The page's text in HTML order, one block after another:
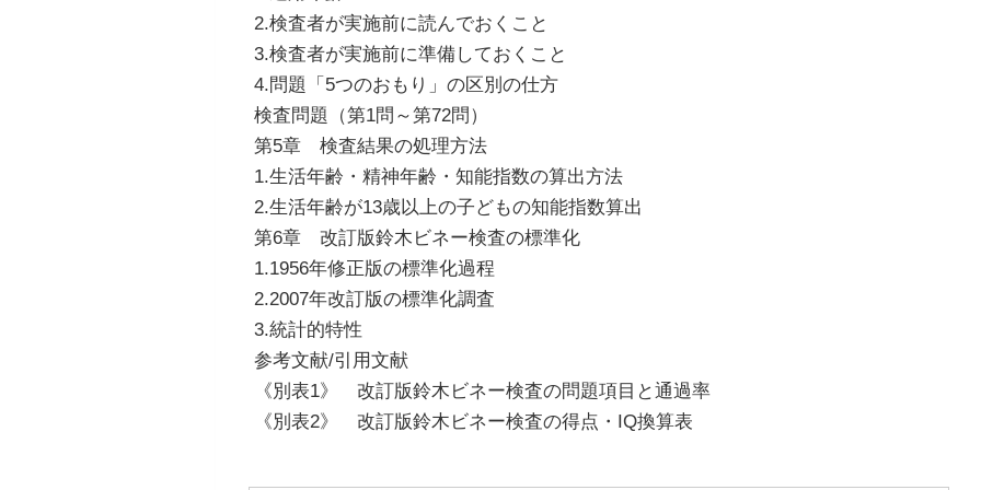
2.検査者が実施前に読んでおくこと
3.検査者が実施前に準備しておくこと
4.問題「5つのおもり」の区別の仕方
検査問題（第1問～第72問）
第5章 検査結果の処理方法
1.生活年齢・精神年齢・知能指数の算出方法
2.生活年齢が13歳以上の子どもの知能指数算出
第6章 改訂版鈴木ビネー検査の標準化
1.1956年修正版の標準化過程
2.2007年改訂版の標準化調査
3.統計的特性
参考文献/引用文献
《別表1》 改訂版鈴木ビネー検査の問題項目と通過率
《別表2》 改訂版鈴木ビネー検査の得点・IQ換算表